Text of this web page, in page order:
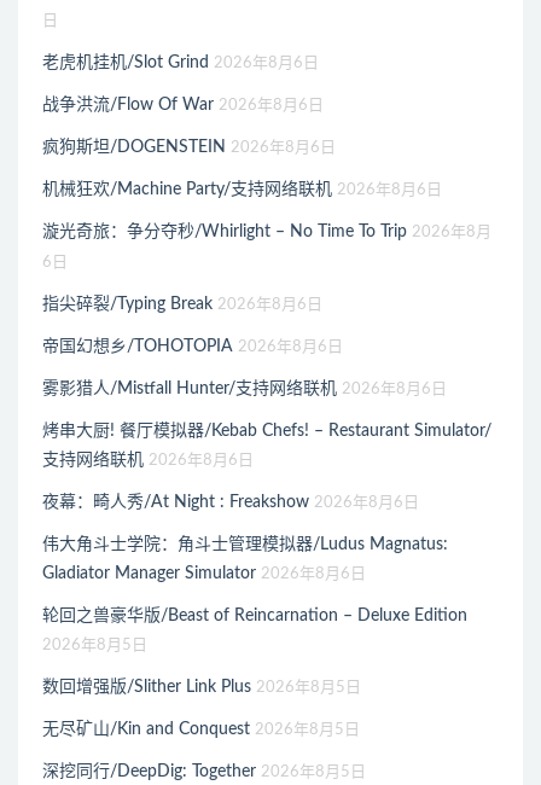
日
老虎机挂机/Slot Grind 2026年8月6日
战争洪流/Flow Of War 2026年8月6日
疯狗斯坦/DOGENSTEIN 2026年8月6日
机械狂欢/Machine Party/支持网络联机 2026年8月6日
漩光奇旅：争分夺秒/Whirlight – No Time To Trip 2026年8月
6日
指尖碎裂/Typing Break 2026年8月6日
帝国幻想乡/TOHOTOPIA 2026年8月6日
雾影猎人/Mistfall Hunter/支持网络联机 2026年8月6日
烤串大厨! 餐厅模拟器/Kebab Chefs! – Restaurant Simulator/
支持网络联机 2026年8月6日
夜幕：畸人秀/At Night : Freakshow 2026年8月6日
伟大角斗士学院：角斗士管理模拟器/Ludus Magnatus:
Gladiator Manager Simulator 2026年8月6日
轮回之兽豪华版/Beast of Reincarnation – Deluxe Edition
2026年8月5日
数回增强版/Slither Link Plus 2026年8月5日
无尽矿山/Kin and Conquest 2026年8月5日
深挖同行/DeepDig: Together 2026年8月5日